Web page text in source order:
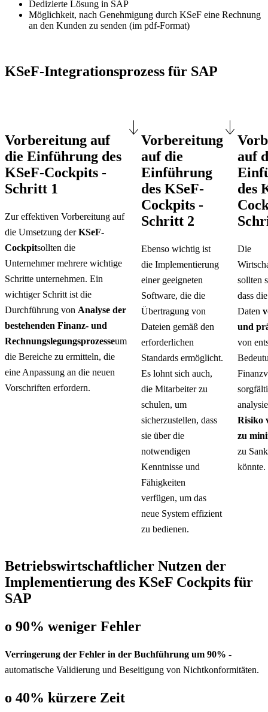
Dedizierte Lösung in SAP
Möglichkeit, nach Genehmigung durch KSeF eine Rechnung
an den Kunden zu senden (im pdf-Format)
KSeF-Integrationsprozess für SAP
Vorbereitung auf
die Einführung des
KSeF-Cockpits -
Schritt 1
Zur effektiven Vorbereitung auf
die Umsetzung derKSeF-
Cockpitsollten die
Unternehmer mehrere wichtige
Schritte unternehmen. Ein
wichtiger Schritt ist die
Durchführung von Analyse der
bestehenden Finanz- und
Rechnungslegungsprozesseum
die Bereiche zu ermitteln, die
eine Anpassung an die neuen
Vorschriften erfordern.
Vorbereitung
auf die
Einführung
des KSeF-
Cockpits -
Schritt 2
Ebenso wichtig ist
die Implementierung
einer geeigneten
Software, die die
Übertragung von
Dateien gemäß den
erforderlichen
Standards ermöglicht.
Es lohnt sich auch,
die Mitarbeiter zu
schulen, um
sicherzustellen, dass
sie über die
notwendigen
Kenntnisse und
Fähigkeiten
verfügen, um das
neue System effizient
zu bedienen.
auf
des
Die
sollten
dass
Daten
und
von
Risiko
zu
zu
könnte.
Betriebswirtschaftlicher Nutzen der
Implementierung des KSeF Cockpits für
SAP
o 90% weniger Fehler
Verringerung der Fehler in der Buchführung um 90% -
automatische Validierung und Beseitigung von Nichtkonformitäten.
o 40% kürzere Zeit